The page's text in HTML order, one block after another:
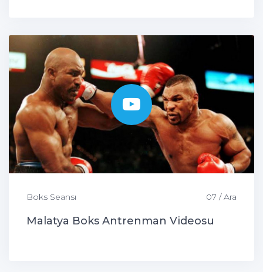
Boks Seansı 07 / Ara
Malatya Boks Antrenman Videosu